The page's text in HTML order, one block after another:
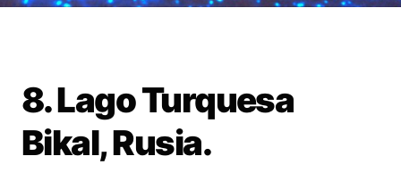
8. Lago Turquesa
Bikal, Rusia.